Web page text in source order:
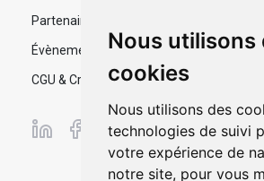
Nous utilisons
cookies
Nous utilisons des
technologies de suivi
votre expérience de
notre site, pour vous
Partenaires
Évènements
CGU & Crédits